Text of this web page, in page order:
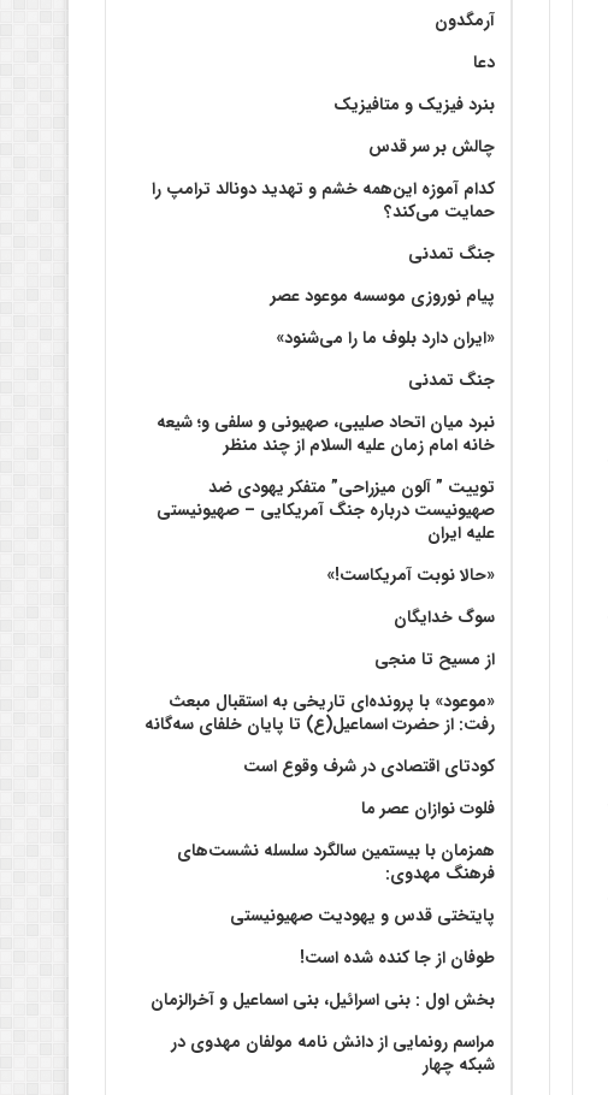
آرمگدون
دعا
بنرد فیزیک و متافیزیک
چالش بر سر قدس
کدام آموزه این‌همه خشم و تهدید دونالد ترامپ را
حمایت می‌کند؟
جنگ تمدنی
پیام نوروزی موسسه موعود عصر
«ایران دارد بلوف ما را می‌شنود»
جنگ تمدنی
نبرد میان اتحاد صلیبی، صهیونی و سلفی و؛ شیعه
خانه امام زمان علیه السلام از چند منظر
توییت ” آلون میزراحی” متفکر یهودی ضد
صهیونیست درباره جنگ آمریکایی – صهیونیستی
علیه ایران
«حالا نوبت آمریکاست!»
سوگ خدایگان
از مسیح تا منجی
«موعود» با پرونده‌ای تاریخی به استقبال مبعث
رفت: از حضرت اسماعیل(ع) تا پایان خلفای سه‌گانه
کودتای اقتصادی در شرف وقوع است
فلوت نوازان عصر ما
همزمان با بیستمین سالگرد سلسله نشست‌های
فرهنگ مهدوی:‌
پایتختی قدس و یهودیت صهیونیستی
طوفان از جا کنده شده است!
بخش اول : بنی اسرائیل، بنی اسماعیل و آخرالزمان
مراسم رونمایی از دانش نامه مولفان مهدوی در
شبکه چهار